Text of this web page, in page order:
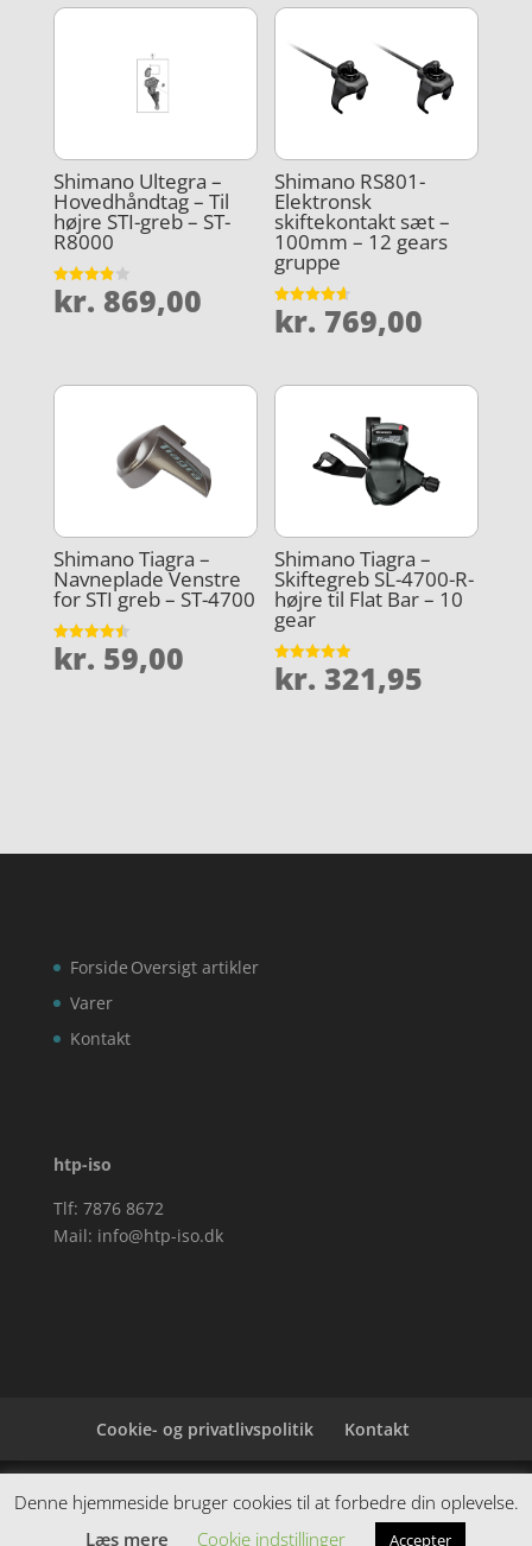
Shimano Ultegra –
Hovedhåndtag – Til
højre STI-greb – ST-
R8000
Vurderet
3.9
kr. 869,00
Shimano RS801-
Elektronsk
skiftekontakt sæt –
100mm – 12 gears
gruppe
Vurderet
4.6
kr. 769,00
Shimano Tiagra –
Navneplade Venstre
for STI greb – ST-4700
Vurderet
4.5
kr. 59,00
Shimano Tiagra –
Skiftegreb SL-4700-R-
højre til Flat Bar – 10
gear
Vurderet
4.9
kr. 321,95
Forside
Varer
Kontakt
Oversigt artikler
htp-iso
Tlf: 7876 8672
Mail: info@htp-iso.dk
Cookie- og privatlivspolitik Kontakt
Denne hjemmeside samler et bredt udvalg af
spændende varer. Siden er et affiiliatesite, og nogle
Denne hjemmeside bruger cookies til at forbedre din oplevelse.
Læs mere
Cookie indstillinger Accepter